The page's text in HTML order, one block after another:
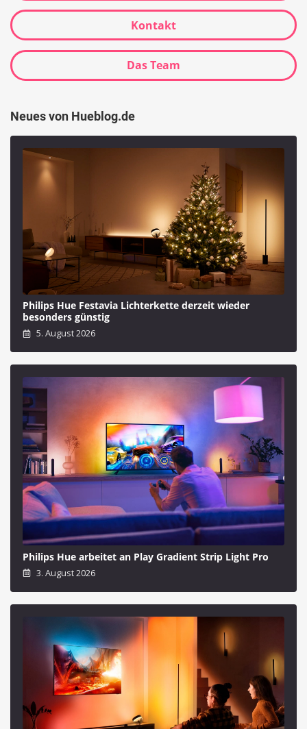
Kontakt
Das Team
Neues von Hueblog.de
Philips Hue Festavia Lichterkette derzeit wieder
besonders günstig
5. August 2026
Philips Hue arbeitet an Play Gradient Strip Light Pro
3. August 2026